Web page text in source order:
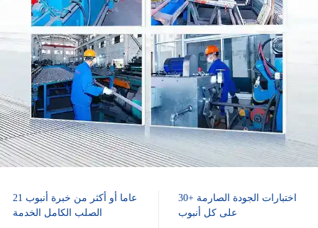
21 عاما أو أكثر من خبرة أنبوب
الصلب الكامل الخدمة
30+ اختبارات الجودة الصارمة
على كل أنبوب